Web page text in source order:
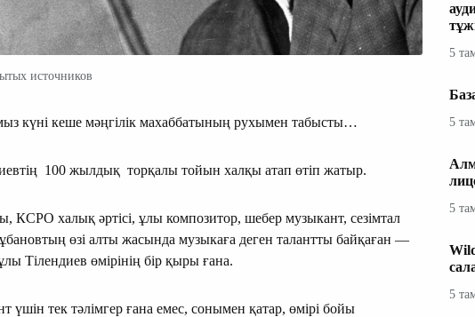
источников
күні кеше мәңгілік махаббатының рухымен табысты…
100 жылдық торқалы тойын халқы атап өтіп жатыр.
халық әртісі, ұлы композитор, шебер музыкант, сезімтал
өзі алты жасында музыкаға деген талантты байқаған —
Тілендиев өмірінің бір қыры ғана.
тек тәлімгер ғана емес, сонымен қатар, өмірі бойы
5
5
5
5